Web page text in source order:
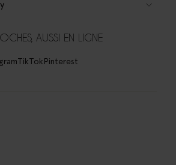
AUSSI EN LIGNE
TikTokPinterest